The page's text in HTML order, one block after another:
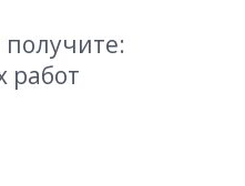
получите:
работ